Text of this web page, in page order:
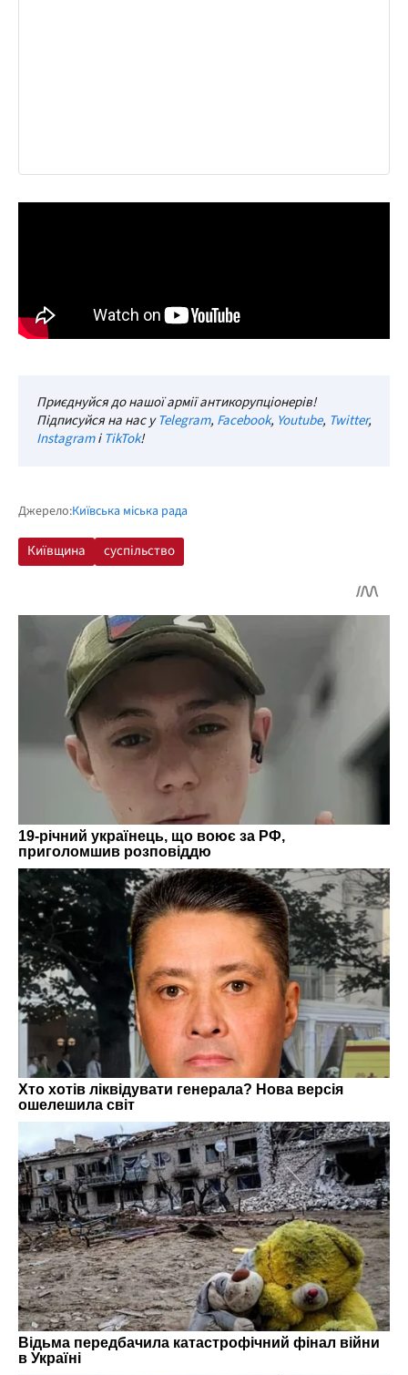
Приєднуйся до нашої армії антикорупціонерів!
Підписуйся на нас уTelegram, Facebook, Youtube, Twitter,
InstagramіTikTok!
Джерело:Київська міська рада
Київщина суспільство